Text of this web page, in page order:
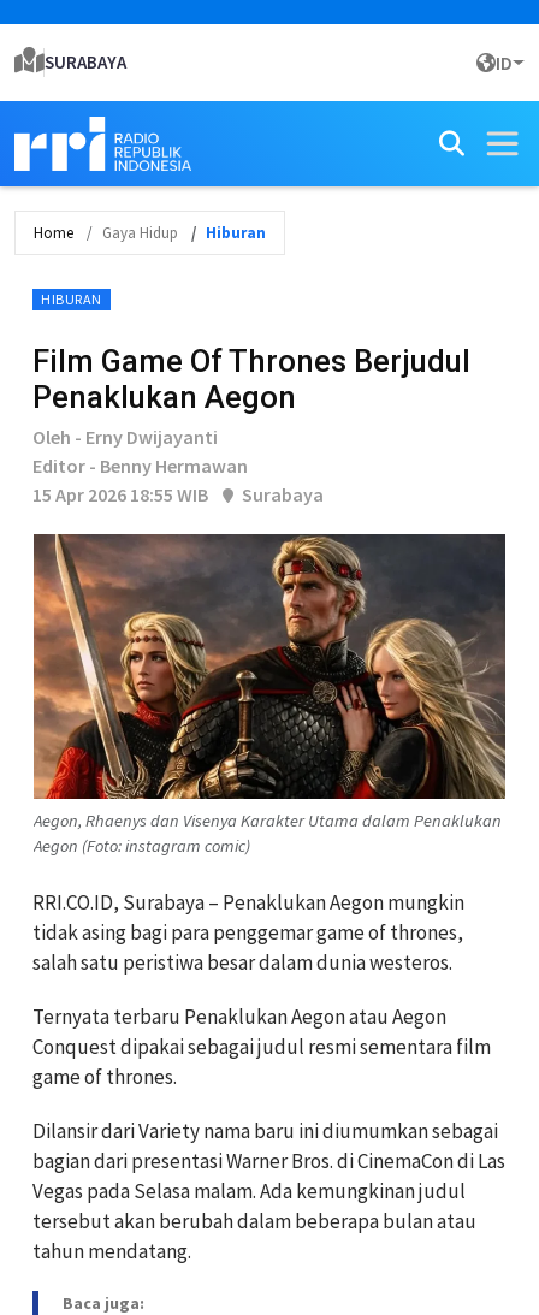
SURABAYA ID
Home Gaya Hidup Hiburan
HIBURAN
Film Game Of Thrones Berjudul
Penaklukan Aegon
Oleh - Erny Dwijayanti
Editor - Benny Hermawan
15 Apr 2026 18:55 WIB
Surabaya
Aegon, Rhaenys dan Visenya Karakter Utama dalam Penaklukan
Aegon (Foto: instagram comic)
RRI.CO.ID, Surabaya – Penaklukan Aegon mungkin
tidak asing bagi para penggemar game of thrones,
salah satu peristiwa besar dalam dunia westeros.
Ternyata terbaru Penaklukan Aegon atau Aegon
Conquest dipakai sebagai judul resmi sementara film
game of thrones.
Dilansir dari Variety nama baru ini diumumkan sebagai
bagian dari presentasi Warner Bros. di CinemaCon di Las
Vegas pada Selasa malam. Ada kemungkinan judul
tersebut akan berubah dalam beberapa bulan atau
tahun mendatang.
Baca juga: